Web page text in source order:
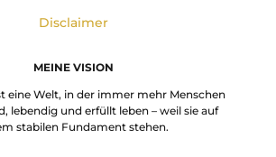
Disclaimer
MEINE VISION
eine Welt, in der immer mehr Menschen
lebendig und erfüllt leben – weil sie auf
stabilen Fundament stehen.